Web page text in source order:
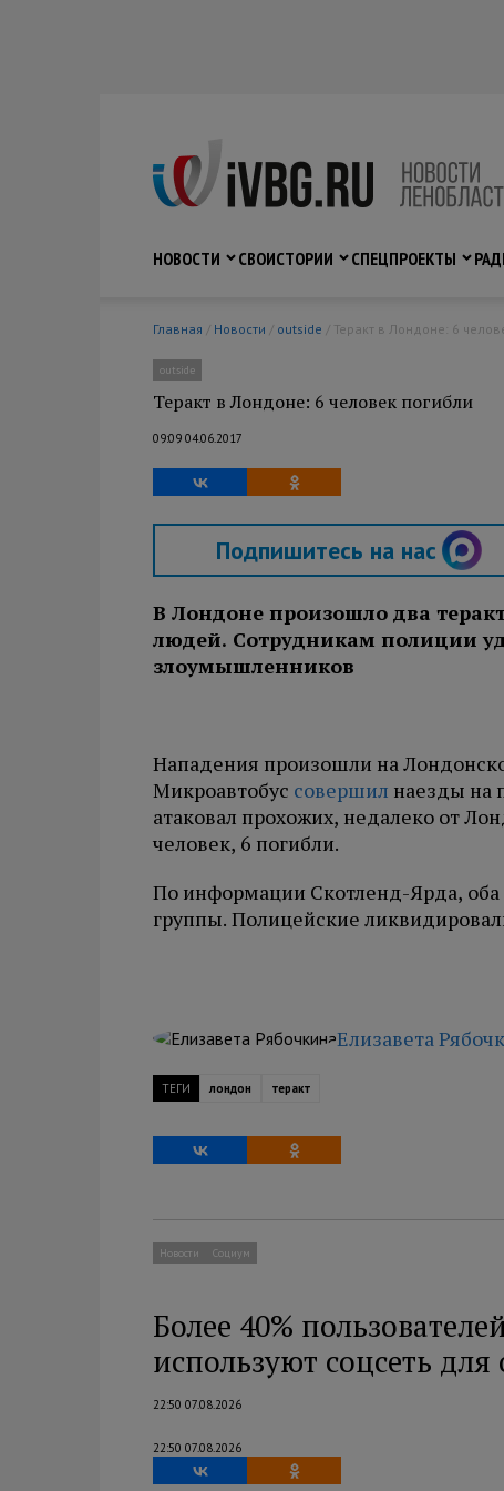
НОВОСТИ
СВОИСТОРИИ СПЕЦПРОЕКТЫ
Главная / Новости / outside / Теракт в Лондоне: 6
outside
Теракт в Лондоне: 6 человек погибли
09:09 04.06.2017
Подпишитесь на нас
В Лондоне произошло два
людей. Сотрудникам полиции
злоумышленников
Нападения произошли на
Микроавтобус совершил наезды на
атаковал прохожих, недалеко от
человек, 6 погибли.
По информации Скотленд-Ярда,
группы. Полицейские
Елизавета
ТЕГИ лондон теракт
Новости Социум
Более 40%
используют соцсеть
22:50 07.08.2026
22:50 07.08.2026